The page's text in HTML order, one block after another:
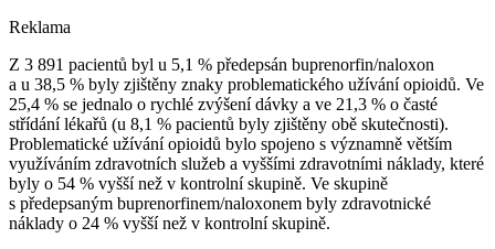
Reklama
Z 3 891 pacientů byl u 5,1 % předepsán buprenorfin/naloxon
a u 38,5 % byly zjištěny znaky problematického užívání opioidů. Ve
25,4 % se jednalo o rychlé zvýšení dávky a ve 21,3 % o časté
střídání lékařů (u 8,1 % pacientů byly zjištěny obě skutečnosti).
Problematické užívání opioidů bylo spojeno s významně větším
využíváním zdravotních služeb a vyššími zdravotními náklady, které
byly o 54 % vyšší než v kontrolní skupině. Ve skupině
s předepsaným buprenorfinem/naloxonem byly zdravotnické
náklady o 24 % vyšší než v kontrolní skupině.